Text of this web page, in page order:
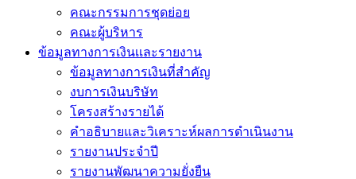
คณะกรรมการชุดย่อย
คณะผู้บริหาร
ข้อมูลทางการเงินเเละรายงาน
ข้อมูลทางการเงินที่สำคัญ
งบการเงินบริษัท
โครงสร้างรายได้
คำอธิบายและวิเคราะห์ผลการดำเนินงาน
รายงานประจำปี
รายงานพัฒนาความยั่งยืน